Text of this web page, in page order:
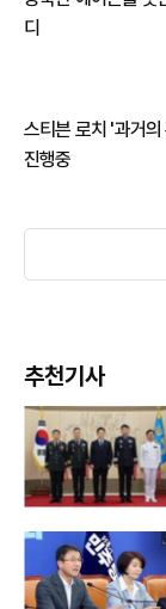
디
스티븐 로치 '과거
진행중
추천기사